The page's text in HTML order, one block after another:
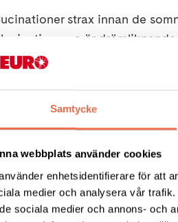
Samtycke
webbplats använder cookies
enhetsidentifierare för att
medier och analysera vår
sociala medier och annons- och
strax innan de
är
med liknande
för narkolepsi kan
orexin, till exempel
som liknar dem vid
innebär att nattsömnen